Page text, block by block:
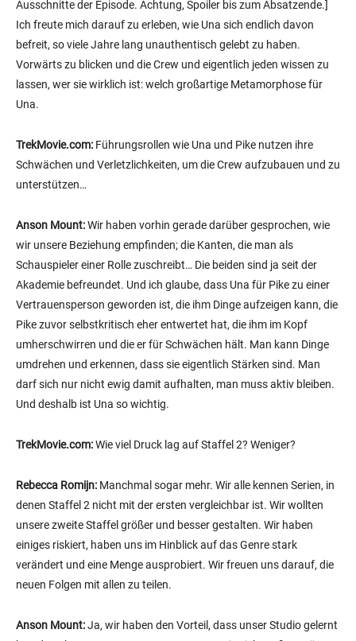
Ausschnitte der Episode. Achtung, Spoiler bis zum Absatzende.]
Ich freute mich darauf zu erleben, wie Una sich endlich davon
befreit, so viele Jahre lang unauthentisch gelebt zu haben.
Vorwärts zu blicken und die Crew und eigentlich jeden wissen zu
lassen, wer sie wirklich ist: welch großartige Metamorphose für
Una.
TrekMovie.com: Führungsrollen wie Una und Pike nutzen ihre
Schwächen und Verletzlichkeiten, um die Crew aufzubauen und zu
unterstützen…
Anson Mount:Wir haben vorhin gerade darüber gesprochen, wie
wir unsere Beziehung empfinden; die Kanten, die man als
Schauspieler einer Rolle zuschreibt… Die beiden sind ja seit der
Akademie befreundet. Und ich glaube, dass Una für Pike zu einer
Vertrauensperson geworden ist, die ihm Dinge aufzeigen kann, die
Pike zuvor selbstkritisch eher entwertet hat, die ihm im Kopf
umherschwirren und die er für Schwächen hält. Man kann Dinge
umdrehen und erkennen, dass sie eigentlich Stärken sind. Man
darf sich nur nicht ewig damit aufhalten, man muss aktiv bleiben.
Und deshalb ist Una so wichtig.
TrekMovie.com:Wie viel Druck lag auf Staffel 2? Weniger?
Rebecca Romijn: Manchmal sogar mehr. Wir alle kennen Serien, in
denen Staffel 2 nicht mit der ersten vergleichbar ist. Wir wollten
unsere zweite Staffel größer und besser gestalten. Wir haben
einiges riskiert, haben uns im Hinblick auf das Genre stark
verändert und eine Menge ausprobiert. Wir freuen uns darauf, die
neuen Folgen mit allen zu teilen.
Anson Mount:Ja, wir haben den Vorteil, dass unser Studio gelernt